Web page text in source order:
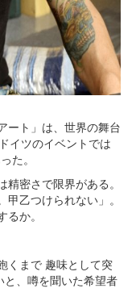
ート」は、世界の舞台
イツのイベントでは
た。
精密さで限界がある。
乙つけられない」。
か。
くまで 趣味として突
と、噂を聞いた希望者